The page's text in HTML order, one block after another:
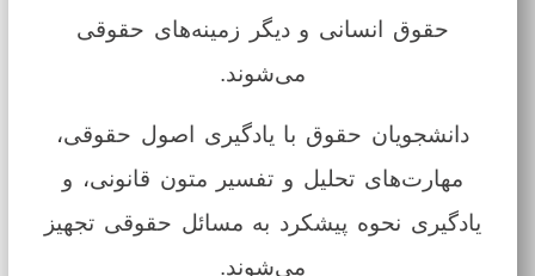
حقوق انسانی و دیگر زمینه‌های حقوقی
می‌شوند.
دانشجویان حقوق با یادگیری اصول حقوقی،
مهارت‌های تحلیل و تفسیر متون قانونی، و
یادگیری نحوه پیشکرد به مسائل حقوقی تجهیز
می‌شوند.